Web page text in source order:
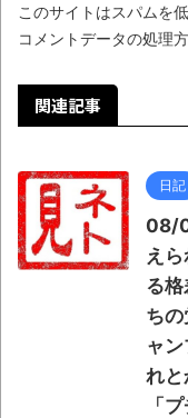
このサイトはスパムを
コメントデータの処理
関連記事
日記
08/
え
る
ち
ャ
れ
「